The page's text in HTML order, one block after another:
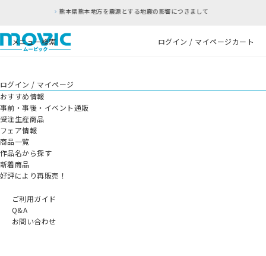
熊本県熊本地方を震源とする地震の影響につきまして
メニュー検索 ログイン / マイページカート
ログイン / マイページ
おすすめ情報
事前・事後・イベント通販
受注生産商品
フェア情報
商品一覧
作品名から探す
新着商品
好評により再販売！
ご利用ガイド
Q&A
お問い合わせ